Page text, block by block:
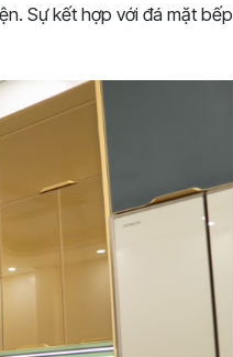
Sự kết hợp với đá mặt bếp